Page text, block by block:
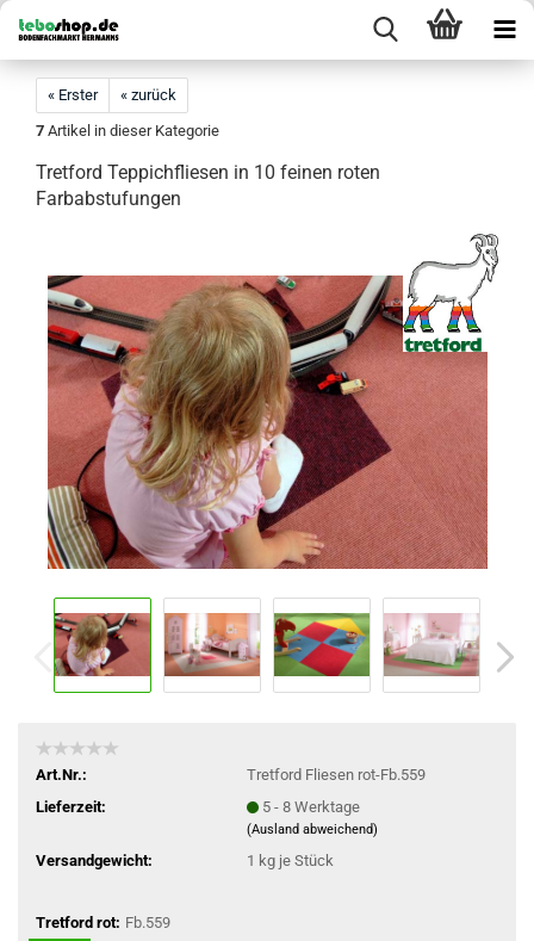
« Erster
« zurück
7 Artikel in dieser Kategorie
Tretford Teppichfliesen in 10 feinen roten
Farbabstufungen
Art.Nr.:
Tretford Fliesen rot-Fb.559
Lieferzeit:
5 - 8 Werktage
(Ausland abweichend)
Versandgewicht: 1 kg je Stück
Tretford rot: Fb.559